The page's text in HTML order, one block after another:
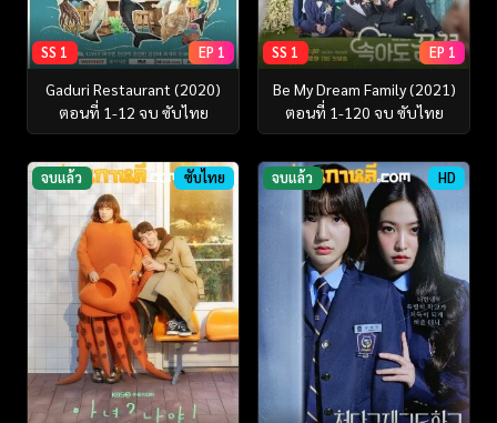
SS 1 EP 1
Gaduri Restaurant (2020)
ตอนที่ 1-12 จบ ซับไทย
SS 1 EP 1
Be My Dream Family (2021)
ตอนที่ 1-120 จบ ซับไทย
จบแล้ว ซับไทย จบแล้ว HD